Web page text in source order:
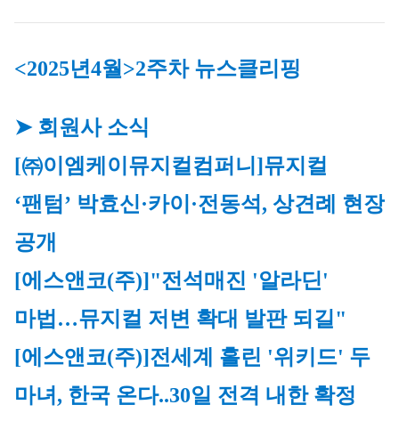
<2025년4월>2주차 뉴스클리핑
➤ 회원사 소식
[㈜이엠케이뮤지컬컴퍼니]뮤지컬
‘팬텀’ 박효신·카이·전동석, 상견례 현장
공개
[에스앤코(주)]"전석매진 '알라딘'
마법…뮤지컬 저변 확대 발판 되길"
[에스앤코(주)]전세계 홀린 '위키드' 두
마녀, 한국 온다..30일 전격 내한 확정